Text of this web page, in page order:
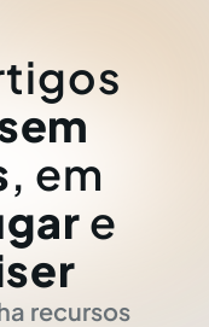
, em
e
recursos